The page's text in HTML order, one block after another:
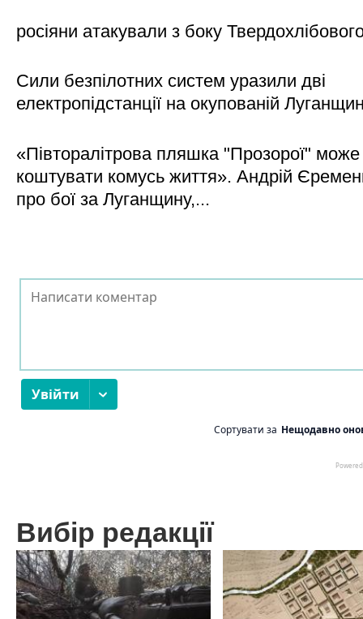
росіяни атакували з боку
Сили безпілотних систем уразили дві
електропідстанції на окупованій
«Півторалітрова пляшка "Прозорої" може
коштувати комусь життя». Андрій
про бої за Луганщину,...
Вибір редакції